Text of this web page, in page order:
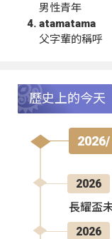
男性青年
atamatama
父字輩的稱呼
歷史上的今天
2026
長耀盃
2026